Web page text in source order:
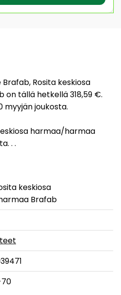
Rosita keskiosa
tällä hetkellä 318,59 €.
myyjän joukosta.
harmaa/harmaa
. .
keskiosa
Brafab